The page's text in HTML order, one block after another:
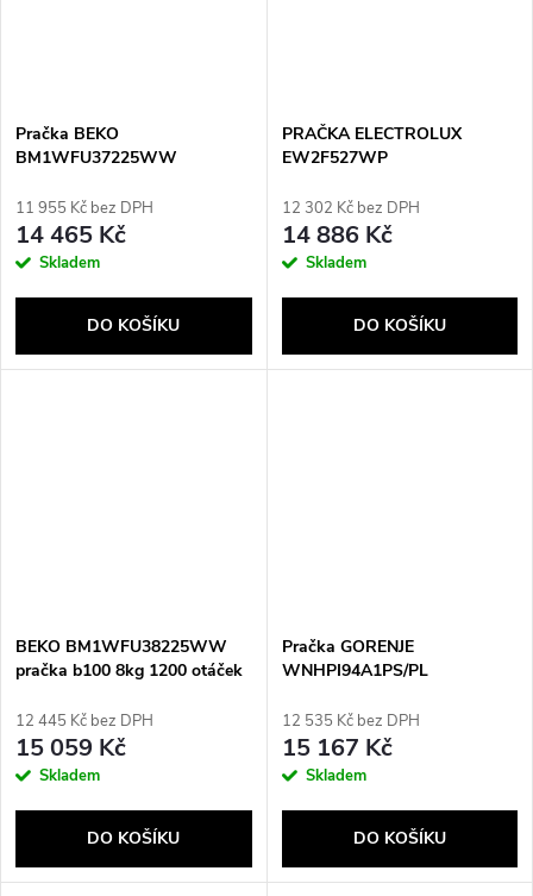
Pračka BEKO
BM1WFU37225WW
11 955 Kč bez DPH
14 465 Kč
Skladem
DO KOŠÍKU
PRAČKA ELECTROLUX
EW2F527WP
12 302 Kč bez DPH
14 886 Kč
Skladem
DO KOŠÍKU
BEKO BM1WFU38225WW
pračka b100 8kg 1200 otáček
12 445 Kč bez DPH
15 059 Kč
Skladem
DO KOŠÍKU
Pračka GORENJE
WNHPI94A1PS/PL
12 535 Kč bez DPH
15 167 Kč
Skladem
DO KOŠÍKU